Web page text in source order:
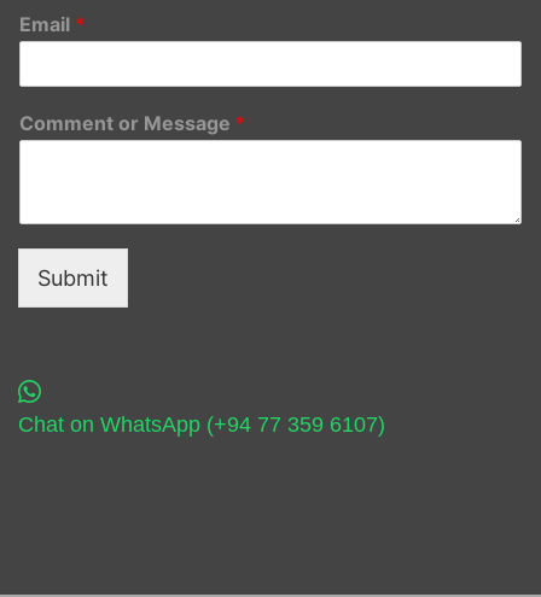
Email *
Comment or Message *
Submit
Chat on WhatsApp (+94 77 359 6107)